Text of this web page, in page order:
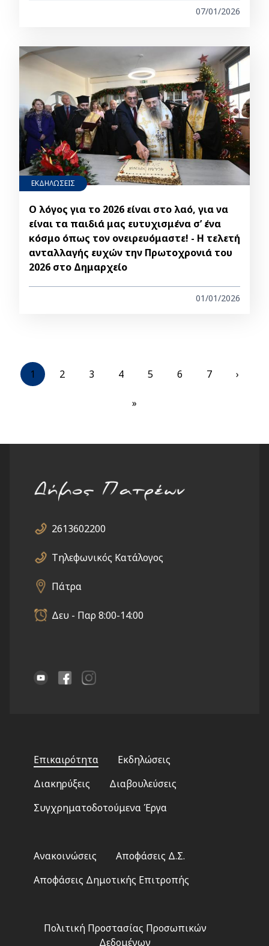
07/01/2026
ΕΚΔΗΛΩΣΕΙΣ
Ο λόγος για το 2026 είναι στο λαό, για να
είναι τα παιδιά μας ευτυχισμένα σ’ ένα
κόσμο όπως τον ονειρευόμαστε! - Η τελετή
ανταλλαγής ευχών την Πρωτοχρονιά του
2026 στο Δημαρχείο
01/01/2026
Pagination
Current
page
1 Σελίδα
2 Σελίδα
3 Σελίδα
4 Σελίδα
5 Σελίδα
6 Σελίδα
7
Next
›
Last
»
2613602200
Τηλεφωνικός Κατάλογος
Πάτρα
Δευ - Παρ 8:00-14:00
menu
Επικαιρότητα
Εκδηλώσεις
Διακηρύξεις
Διαβουλεύσεις
Συγχρηματοδοτούμενα Έργα
2
Ανακοινώσεις
Αποφάσεις Δ.Σ.
Αποφάσεις Δημοτικής Επιτροπής
Πολιτική Προστασίας Προσωπικών
Δεδομένων